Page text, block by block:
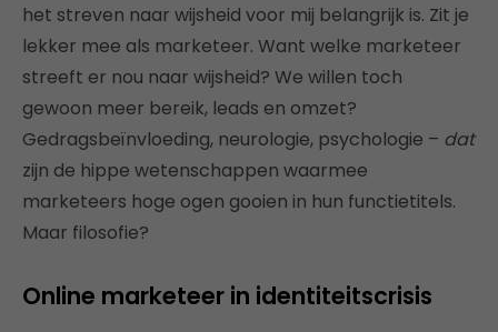
het streven naar wijsheid voor mij belangrijk is. Zit je
lekker mee als marketeer. Want welke marketeer
streeft er nou naar wijsheid? We willen toch
gewoon meer bereik, leads en omzet?
Gedragsbeïnvloeding, neurologie, psychologie – dat
zijn de hippe wetenschappen waarmee
marketeers hoge ogen gooien in hun functietitels.
Maar filosofie?
Online marketeer in identiteitscrisis